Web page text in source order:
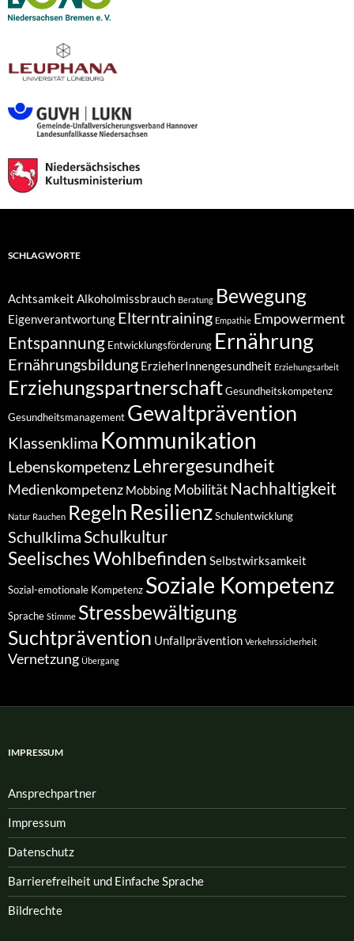
SCHLAGWORTE
Achtsamkeit Alkoholmissbrauch Beratung Bewegung
Eigenverantwortung Elterntraining Empathie Empowerment
Entspannung Entwicklungsförderung Ernährung
Ernährungsbildung ErzieherInnengesundheit Erziehungsarbeit
ErziehungspartnerschaftGesundheitskompetenz
Gesundheitsmanagement Gewaltprävention
Klassenklima Kommunikation
Lebenskompetenz Lehrergesundheit
Medienkompetenz Mobbing MobilitätNachhaltigkeit
Natur Rauchen Regeln ResilienzSchulentwicklung
Schulklima Schulkultur
Seelisches Wohlbefinden Selbstwirksamkeit
Sozial-emotionale Kompetenz Soziale Kompetenz
Sprache Stimme Stressbewältigung
Suchtprävention Unfallprävention Verkehrssicherheit
Vernetzung Übergang
IMPRESSUM
Ansprech­partner
Impressum
Datenschutz
Barrierefreiheit und Einfache Sprache
Bildrechte